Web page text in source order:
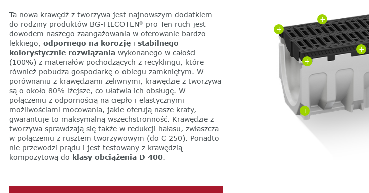
Ta nowa krawędź z tworzywa jest najnowszym dodatkiem
do rodziny produktów BG-FILCOTEN®pro Ten ruch jest
dowodem naszego zaangażowania w oferowanie bardzo
lekkiego, odpornego na korozjęi stabilnego
kolorystycznie rozwiązaniawykonanego w całości
(100%) z materiałów pochodzących z recyklingu, które
również pobudza gospodarkę o obiegu zamkniętym. W
porównaniu z krawędziami żeliwnymi, krawędzie z tworzywa
są o około 80% lżejsze, co ułatwia ich obsługę. W
połączeniu z odpornością na ciepło i elastycznymi
możliwościami mocowania, jakie oferują nasze kraty,
gwarantuje to maksymalną wszechstronność. Krawędzie z
tworzywa sprawdzają się także w redukcji hałasu, zwłaszcza
w połączeniu z rusztem tworzywowym (do C 250). Ponadto
nie przewodzi prądu i jest testowany z krawędzią
kompozytową do klasy obciążenia D 400.
+
+
+
+
+